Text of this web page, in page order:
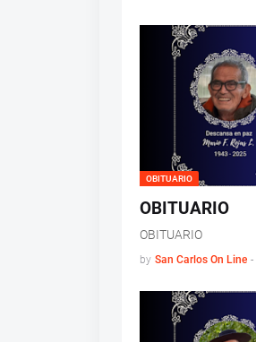
OBITUARIO
OBITUARIO
OBITUARIO
by San Carlos On Line -